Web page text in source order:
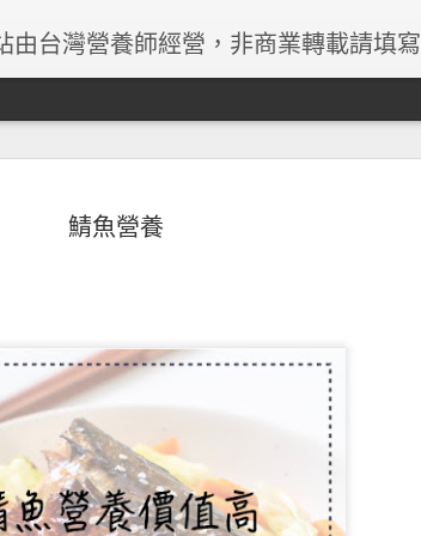
鯖魚營養
由台灣營養師經營，非商業轉載請填寫
與減重關係